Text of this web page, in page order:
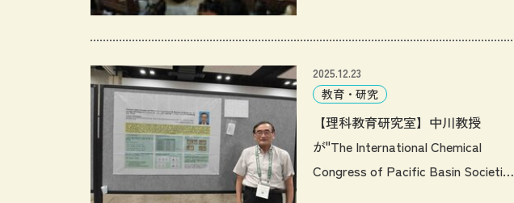
2025.12.23
教育・研究
【理科教育研究室】中川教授
が"The International Chemical
Congress of Pacific Basin Societies